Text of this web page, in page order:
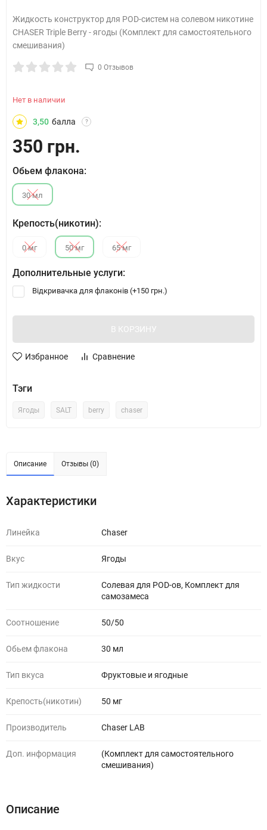
Жидкость конструктор для POD-систем на солевом никотине
CHASER Triple Berry - ягоды (Комплект для самостоятельного
смешивания)
0 Отзывов
Нет в наличии
3,50 балла ?
350 грн.
Обьем флакона:
30 мл
Крепость(никотин):
0 мг 50 мг 65 мг
Дополнительные услуги:
Відкривачка для флаконів (+150 грн.)
В КОРЗИНУ
Избранное Сравнение
Тэги
Ягоды SALT berry chaser
Описание Отзывы (0)
Характеристики
Линейка Chaser
Вкус Ягоды
Тип жидкости
Солевая для POD-ов, Комплект для
самозамеса
Соотношение 50/50
Обьем флакона 30 мл
Тип вкуса Фруктовые и ягодные
Крепость(никотин) 50 мг
Производитель Chaser LAB
Доп. информация
(Комплект для самостоятельного
смешивания)
Описание